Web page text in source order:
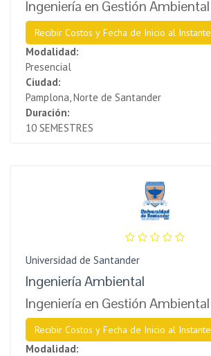
Ingeniería en Gestión Ambiental
Recibir Costos y Fecha de Inicio al Instante
Modalidad:
Presencial
Ciudad:
Pamplona, Norte de Santander
Duración:
10 SEMESTRES
Universidad de Santander
Ingeniería Ambiental
Ingeniería en Gestión Ambiental
Recibir Costos y Fecha de Inicio al Instante
Modalidad: